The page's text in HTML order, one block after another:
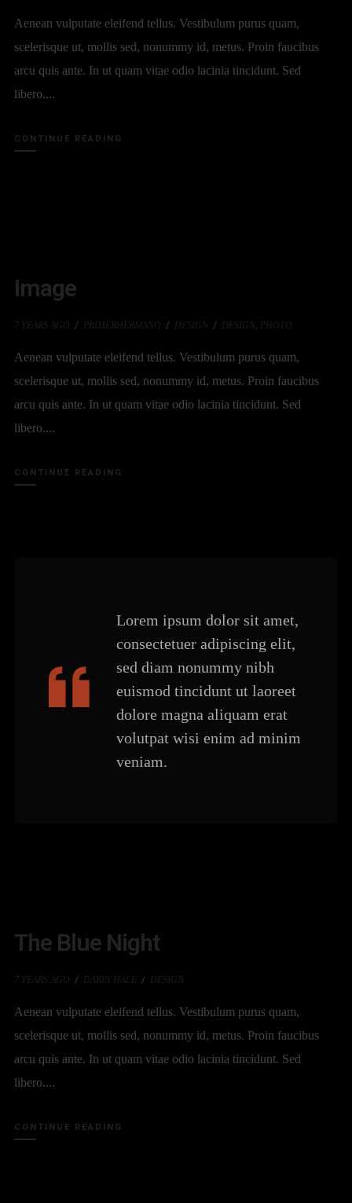
Aenean vulputate eleifend tellus. Vestibulum purus quam,
scelerisque ut, mollis sed, nonummy id, metus. Proin faucibus
arcu quis ante. In ut quam vitae odio lacinia tincidunt. Sed
libero....
CONTINUE READING
Image
7 YEARS AGO PRIMERHERMANO DESIGN DESIGN , PHOTO
Aenean vulputate eleifend tellus. Vestibulum purus quam,
scelerisque ut, mollis sed, nonummy id, metus. Proin faucibus
arcu quis ante. In ut quam vitae odio lacinia tincidunt. Sed
libero....
CONTINUE READING
Lorem ipsum dolor sit amet,
consectetuer adipiscing elit,
sed diam nonummy nibh
euismod tincidunt ut laoreet
dolore magna aliquam erat
volutpat wisi enim ad minim
veniam.
The Blue Night
7 YEARS AGO DARIN HALE DESIGN
Aenean vulputate eleifend tellus. Vestibulum purus quam,
scelerisque ut, mollis sed, nonummy id, metus. Proin faucibus
arcu quis ante. In ut quam vitae odio lacinia tincidunt. Sed
libero....
CONTINUE READING